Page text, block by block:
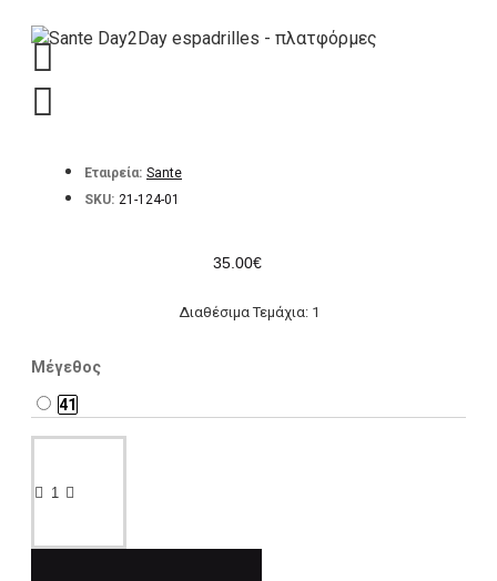
Εταιρεία: Sante
SKU: 21-124-01
35.00€
Διαθέσιμα Τεμάχια: 1
Μέγεθος
41